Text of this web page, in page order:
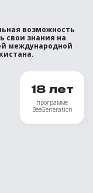
возможность
свои знания на
международной
18 лет
программе
BeeGeneration